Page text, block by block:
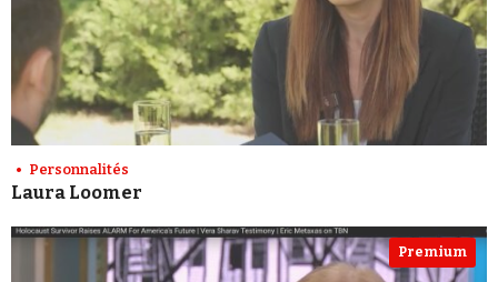
Personnalités
Laura Loomer
Premium